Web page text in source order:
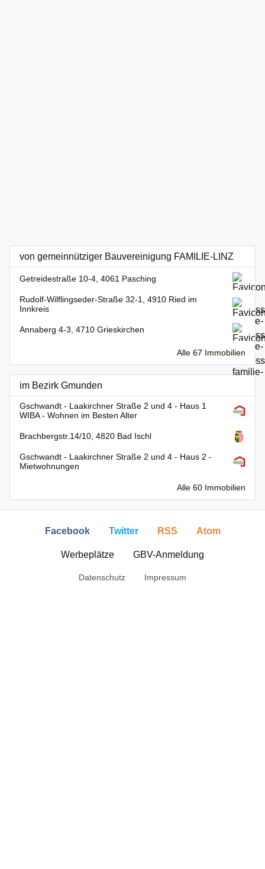
von gemeinnütziger Bauvereinigung FAMILIE-LINZ
Getreidestraße 10-4, 4061 Pasching
Rudolf-Wilflingseder-Straße 32-1, 4910 Ried im
Innkreis
Annaberg 4-3, 4710 Grieskirchen
Alle 67 Immobilien
im Bezirk Gmunden
Gschwandt - Laakirchner Straße 2 und 4 - Haus 1
WIBA - Wohnen im Besten Alter
Brachbergstr.14/10, 4820 Bad Ischl
Gschwandt - Laakirchner Straße 2 und 4 - Haus 2 -
Mietwohnungen
Alle 60 Immobilien
Facebook Twitter RSS Atom
Werbeplätze GBV-Anmeldung
Datenschutz Impressum